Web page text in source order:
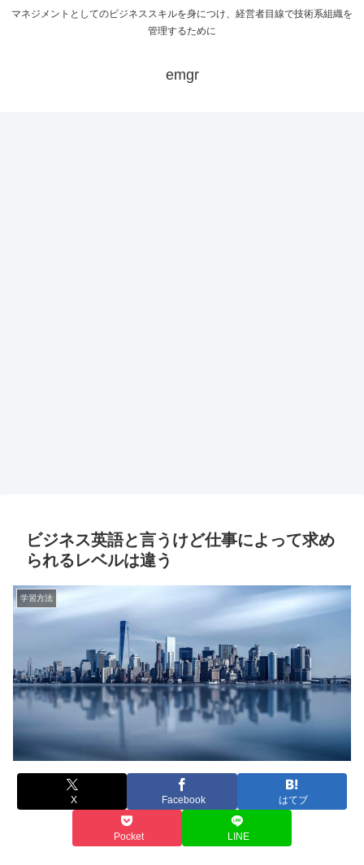
マネジメントとしてのビジネススキルを身につけ、経営者目線で技術系組織を
管理するために
emgr
ビジネス英語と言うけど仕事によって求め
られるレベルは違う
学習方法
X Facebook はてブ
Pocket LINE